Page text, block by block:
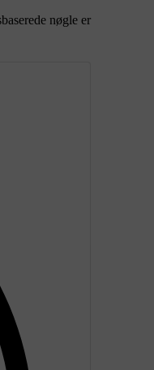
nøgle er